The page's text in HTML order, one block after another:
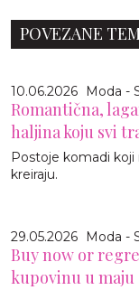
POVEZANE
10.06.2026 Moda -
Romantična,
haljina koju svi
Postoje komadi koji
kreiraju.
29.05.2026 Moda -
Buy now or
kupovinu u maju